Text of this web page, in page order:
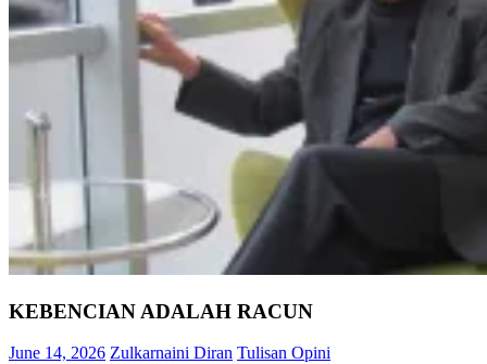
KEBENCIAN ADALAH RACUN
June 14, 2026 Zulkarnaini Diran Tulisan Opini